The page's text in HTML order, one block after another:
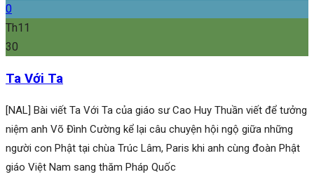
0
Th11
30
Ta Với Ta
[NAL] Bài viết Ta Với Ta của giáo sư Cao Huy Thuần viết để tưởng
niệm anh Võ Đình Cường kể lại câu chuyện hội ngộ giữa những
người con Phật tại chùa Trúc Lâm, Paris khi anh cùng đoàn Phật
giáo Việt Nam sang thăm Pháp Quốc